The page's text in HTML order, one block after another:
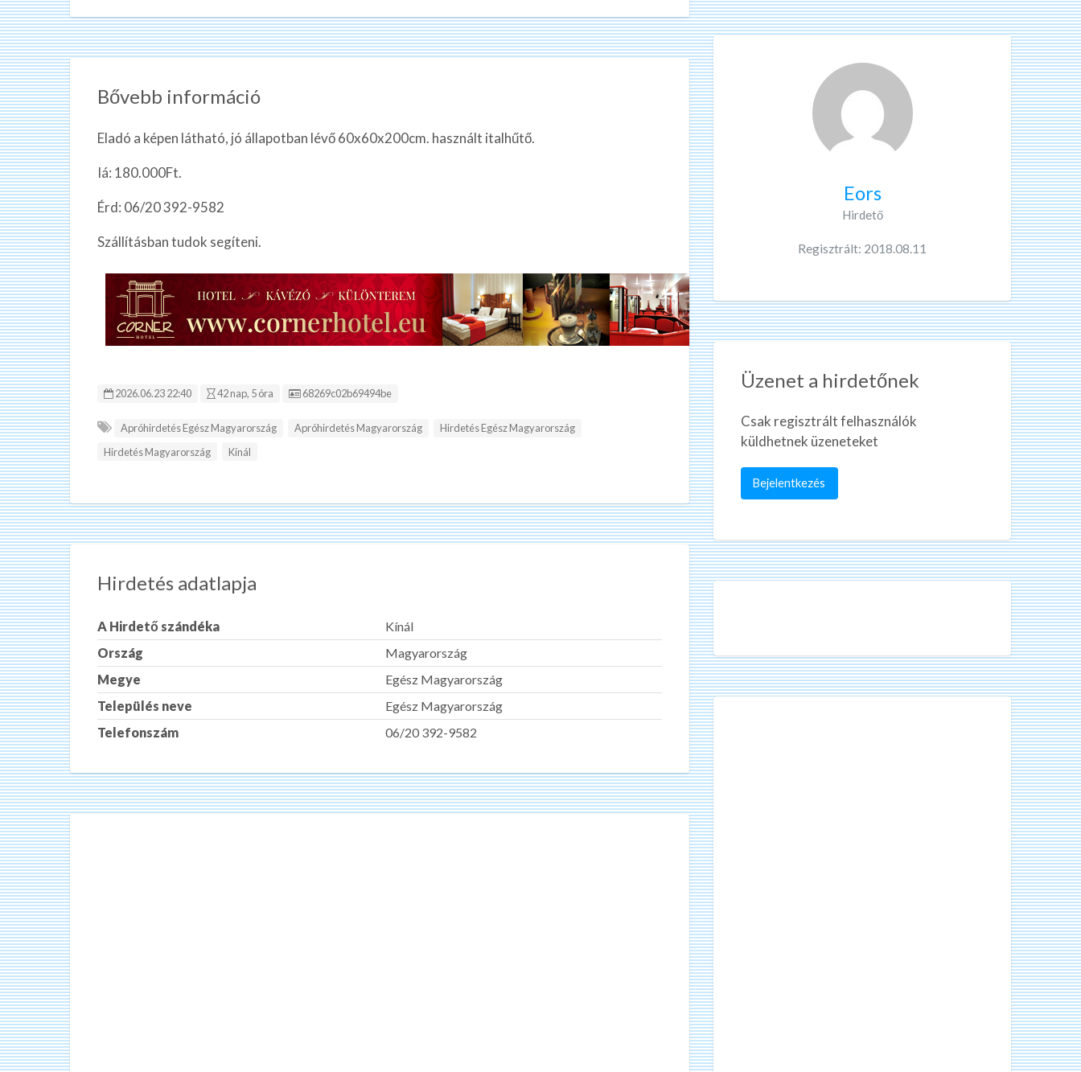
Bővebb információ
Eladó a képen látható, jó állapotban lévő 60x60x200cm. használt italhűtő.
Iá: 180.000Ft.
Érd: 06/20 392-9582
Szállításban tudok segíteni.
2026.06.23 22:40 42 nap, 5 óra Hirdetés ID:
68269c02b69494be
Apróhirdetés Egész Magyarország Apróhirdetés Magyarország
Hirdetés Egész Magyarország
Hirdetés Magyarország
Kínál
Hirdetés adatlapja
A Hirdető szándéka
Kínál
Ország
Magyarország
Megye
Egész Magyarország
Település neve
Egész Magyarország
Telefonszám
06/20 392-9582
Eors
Hirdető
Regisztrált: 2018.08.11
Üzenet a hirdetőnek
Csak regisztrált felhasználók
küldhetnek üzeneteket
Bejelentkezés